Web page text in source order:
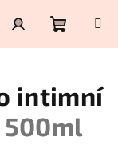
PřihlášeníNákupní
košík
intimní